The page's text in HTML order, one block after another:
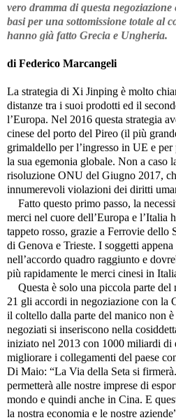
vero dramma di questa
basi per una sottomissione totale al
hanno già fatto Grecia e Ungheria.
di Federico Marcangeli
La strategia di Xi Jinping è molto
distanze tra i suoi prodotti ed il
l’Europa. Nel 2016 questa strategia
cinese del porto del Pireo (il più
grimaldello per l’ingresso in UE e
la sua egemonia globale. Non a caso
risoluzione ONU del Giugno 2017,
innumerevoli violazioni dei diritti
Fatto questo primo passo, la
merci nel cuore dell’Europa e l’Italia
tappeto rosso, grazie a Ferrovie dello
di Genova e Trieste. I soggetti
nell’accordo quadro raggiunto e
più rapidamente le merci cinesi in
Questa è solo una piccola parte del
21 gli accordi in negoziazione con la
il coltello dalla parte del manico non
negoziati si inseriscono nella
iniziato nel 2013 con 1000 miliardi di
migliorare i collegamenti del paese
Di Maio: “La Via della Seta si
permetterà alle nostre imprese di
mondo e quindi anche in Cina. E
la nostra economia e le nostre